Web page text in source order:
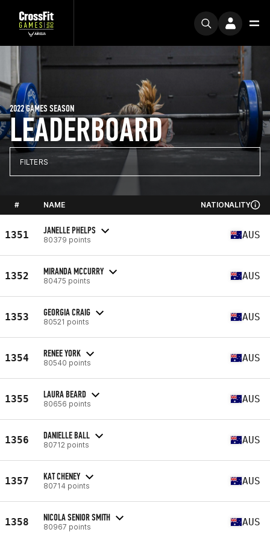
LEADERBOARD
2022 GAMES SEASON
FILTERS
# NAME NATIONALITY
1351 JANELLE PHELPS
80379 points AUS
1352 MIRANDA MCCURRY
80475 points AUS
1353 GEORGIA CRAIG
80521 points AUS
1354 RENEE YORK
80540 points AUS
1355 LAURA BEARD
80656 points AUS
1356 DANIELLE BALL
80712 points AUS
1357 KAT CHENEY
80714 points AUS
1358 NICOLA SENIOR SMITH
80967 points AUS